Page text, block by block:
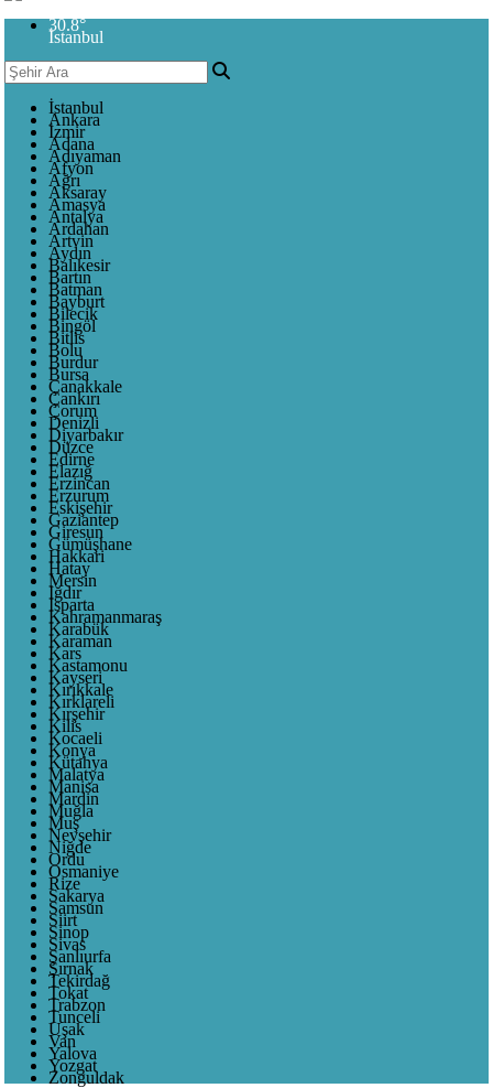
30.8°
İstanbul
İstanbul
Ankara
İzmir
Adana
Adıyaman
Afyon
Ağrı
Aksaray
Amasya
Antalya
Ardahan
Artvin
Aydın
Balıkesir
Bartın
Batman
Bayburt
Bilecik
Bingöl
Bitlis
Bolu
Burdur
Bursa
Çanakkale
Çankırı
Çorum
Denizli
Diyarbakır
Düzce
Edirne
Elazığ
Erzincan
Erzurum
Eskişehir
Gaziantep
Giresun
Gümüşhane
Hakkari
Hatay
Mersin
Iğdır
Isparta
Kahramanmaraş
Karabük
Karaman
Kars
Kastamonu
Kayseri
Kırıkkale
Kırklareli
Kırşehir
Kilis
Kocaeli
Konya
Kütahya
Malatya
Manisa
Mardin
Muğla
Muş
Nevşehir
Niğde
Ordu
Osmaniye
Rize
Sakarya
Samsun
Siirt
Sinop
Sivas
Şanlıurfa
Şırnak
Tekirdağ
Tokat
Trabzon
Tunceli
Uşak
Van
Yalova
Yozgat
Zonguldak